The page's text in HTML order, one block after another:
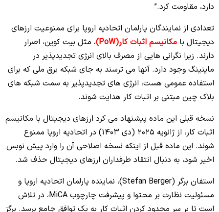
دارد، مقاومت کرد.”
تعدادی از نمایندگان پارلمان اتحادیه اروپا برای ممنوعیت ارزهای
دیجیتال با مکانیسم اثبات کار(PoW)
، مثل بیت کوین، اصرار
دارند. زیرا نگرانی هایی از مصرف بالای انرژی تجدیدپذیر در
ماینینگ وجود دارد. آنها می ترسند به جای شبکه برق ملی که برای
استفاده عمومی هست، انرژی های تجدیدپذیر به سمت شبکه های
بلاک چین مبتنی بر اثبات کار هدایت شوند.
نسخه قبلی این ماده پیشنهاد می کرد ارزهای دیجیتال با مکانیسم
اثبات کار، از ژانویه 2025 (دی 1403) در اتحادیه اروپا ممنوع
شوند. این ماده قبل از اینکه نسخه اصلاحی آن را وارد پیش نوبس
اخیر شود، به دنبال انتقاد طرفداران ارزهای دیجیتال حذف شد.
استفان برگر (Stefan Berger)، نماینده پارلمان اتحادیه اروپا و
مسئولیت نظارت بر محتوا و پیشرفت چارچوب MiCA، در تلاش
است تا بر سر محدود کردن اثبات کار به یک توافق جامع برسد. برگز